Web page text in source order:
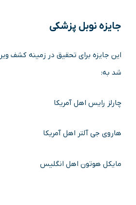
جایزه نوبل پزشکی
این جایزه برای تحقیق در زمینه کشف
شد به:
چارلز رایس اهل آمریکا
هاروی جی آلتر اهل آمریکا
مایکل هوتون اهل انگلیس